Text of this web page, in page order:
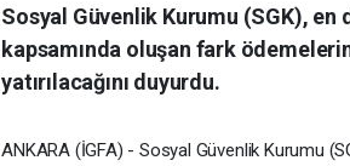
Sosyal Güvenlik Kurumu (SGK), en
kapsamında oluşan fark
yatırılacağını duyurdu.
ANKARA (İGFA) - Sosyal Güvenlik Kurumu